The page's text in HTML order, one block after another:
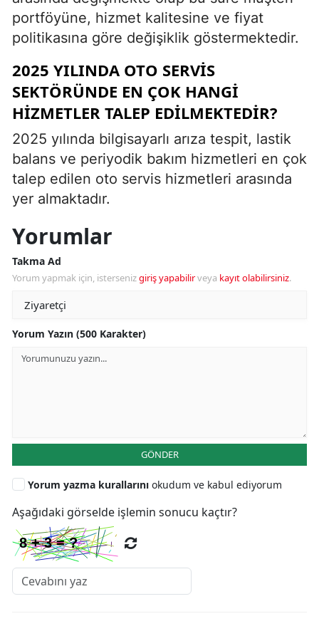
portföyüne, hizmet kalitesine ve fiyat
politikasına göre değişiklik göstermektedir.
2025 YILINDA OTO SERVIS
SEKTÖRÜNDE EN ÇOK HANGI
HIZMETLER TALEP EDILMEKTEDIR?
2025 yılında bilgisayarlı arıza tespit, lastik
balans ve periyodik bakım hizmetleri en çok
talep edilen oto servis hizmetleri arasında
yer almaktadır.
Yorumlar
Takma Ad
Yorum yapmak için, istersenizgiriş yapabilirveya kayıt olabilirsiniz.
Yorum Yazın (500 Karakter)
GÖNDER
Yorum yazma kurallarını okudum ve kabul ediyorum
Aşağıdaki görselde işlemin sonucu kaçtır?